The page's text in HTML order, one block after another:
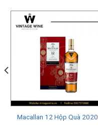
Macallan 12 Hộp Quà 2020